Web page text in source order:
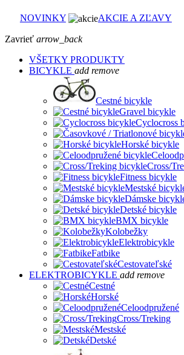
NOVINKY
AKCIE A ZĽAVY
Zavrieť arrow_back
VŠETKY PRODUKTY
BICYKLE add remove
Cestné bicykle
Gravel bicykle
Cyclocross
Horské bicykle
Cross/
Fitness bicykle
Mestské
Dámske
Detské bicykle
BMX bicykle
Kolobežky
Elektrobicykle
Fatbike
Cestovateľské
ELEKTROBICYKLE add remove
Cestné
Horské
Celoodpružené
Cross/Treking
Mestské
Detské